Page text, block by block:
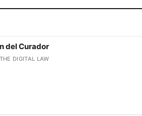
del Curador
DIGITAL LAW